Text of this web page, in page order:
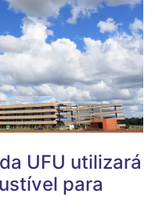
UFU utilizará
para